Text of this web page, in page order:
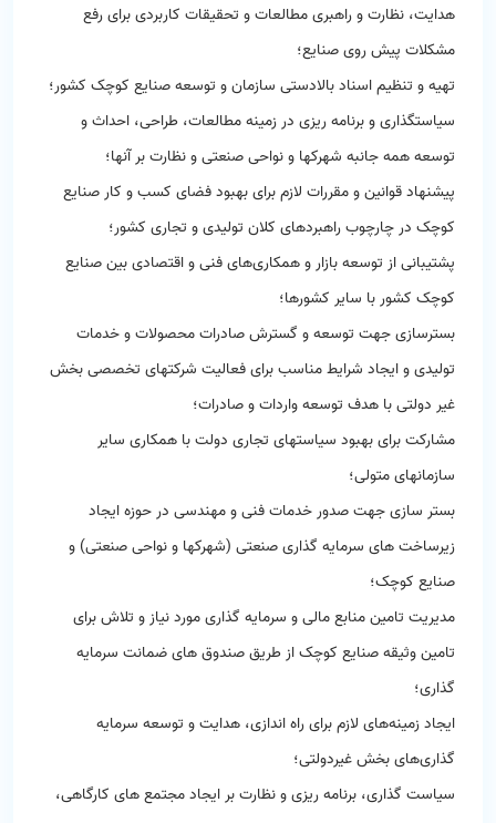
هدایت، نظارت و راهبری مطالعات و تحقیقات کاربردی برای رفع
مشکلات پیش روی صنایع؛
تهیه و تنظیم اسناد بالادستی سازمان و توسعه صنایع کوچک کشور؛
سیاستگذاری و برنامه ریزی در زمینه مطالعات، طراحی، احداث و
توسعه همه جانبه شهرکها و نواحی صنعتی و نظارت بر آنها؛
پیشنهاد قوانین و مقررات لازم برای بهبود فضای کسب و کار صنایع
کوچک در چارچوب راهبردهای کلان تولیدی و تجاری کشور؛
پشتیبانی از توسعه بازار و همکاری‌های فنی و اقتصادی بین صنایع
کوچک کشور با سایر کشورها؛
بسترسازی جهت توسعه و گسترش صادرات محصولات و خدمات
تولیدی و ایجاد شرایط مناسب برای فعالیت شرکتهای تخصصی بخش
غیر دولتی با هدف توسعه واردات و صادرات؛
مشارکت برای بهبود سیاستهای تجاری دولت با همکاری سایر
سازمانهای متولی؛
بستر سازی جهت صدور خدمات فنی و مهندسی در حوزه ایجاد
زیرساخت های سرمایه گذاری صنعتی (شهرکها و نواحی صنعتی) و
صنایع کوچک؛
مدیریت تامین منابع مالی و سرمایه گذاری مورد نیاز و تلاش برای
تامین وثیقه صنایع کوچک از طریق صندوق های ضمانت سرمایه
گذاری؛
ایجاد زمینه‌های لازم برای راه اندازی، هدایت و توسعه سرمایه
گذاری‌های بخش غیردولتی؛
سیاست گذاری، برنامه ریزی و نظارت بر ایجاد مجتمع های کارگاهی،